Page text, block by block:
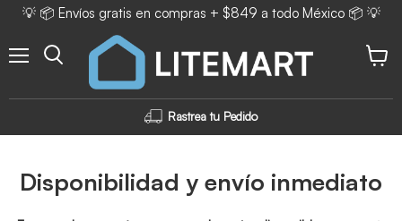
💡 📦 Envíos gratis en compras + $849 a todo México 📦 💡
Rastrea tu Pedido
Disponibilidad y envío inmediato